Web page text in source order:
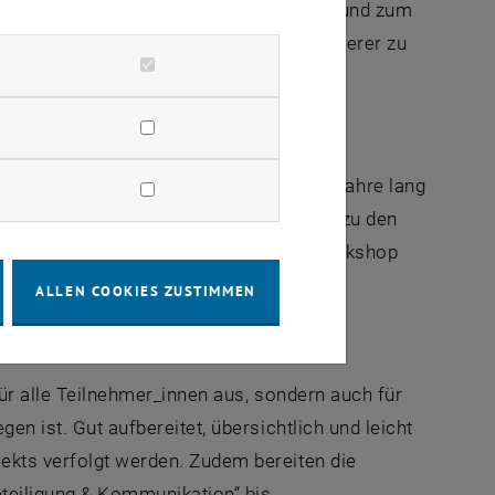
Treffen zum Erfahrungsaustausch und zum
und helfen dabei Fehler anderer zu
Transformator:in aufgenommen: Zwei Jahre lang
internationalen Exkursionen zu den
workshop
alle Teilnehmer_innen aus, sondern auch für
ist. Gut aufbereitet, übersichtlich und leicht
verfolgt werden. Zudem bereiten die
ALLEN COOKIES ZUSTIMMEN